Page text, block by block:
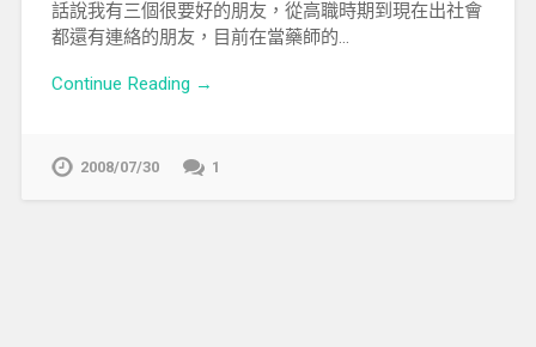
話說我有三個很要好的朋友，從高職時期到現在出社會
都還有連絡的朋友，目前在當藥師的…
Continue Reading →
2008/07/30 1